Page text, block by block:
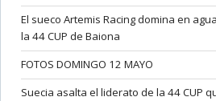
El sueco Artemis Racing domina en
la 44 CUP de Baiona
FOTOS DOMINGO 12 MAYO
Suecia asalta el liderato de la 44 CUP